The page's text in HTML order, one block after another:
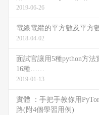
2019-06-26
電線電纜的平方數及平方
2018-04-02
面試官讓用5種python方
16種……
2019-01-13
實體 ：手把手教你用
路(附4個學習用例)